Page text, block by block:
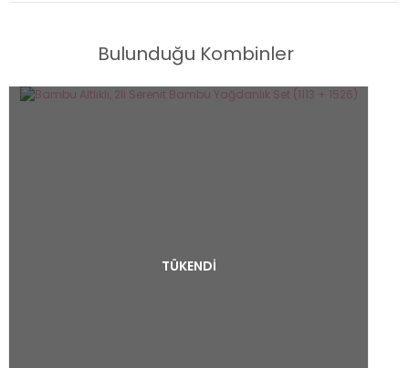
Bulunduğu Kombinler
TÜKENDİ